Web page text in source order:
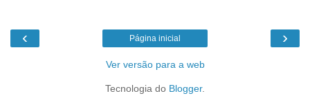
‹ ›
Página inicial
Ver versão para a web
Tecnologia do Blogger.